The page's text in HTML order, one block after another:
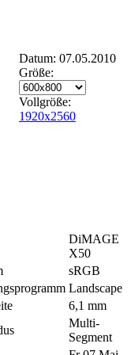
Datum: 07.05.2010
Größe:
Vollgröße:
1920x2560
DiMAGE
X50
sRGB
Landscape
6,1 mm
Multi-
Segment